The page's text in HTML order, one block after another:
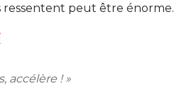
ressentent peut être énorme.
accélère ! »